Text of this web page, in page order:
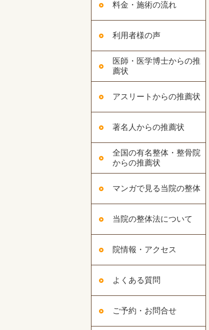
料金・施術の流れ
利用者様の声
医師・医学博士からの推
薦状
アスリートからの推薦状
著名人からの推薦状
全国の有名整体・整骨院
からの推薦状
マンガで見る当院の整体
当院の整体法について
院情報・アクセス
よくある質問
ご予約・お問合せ